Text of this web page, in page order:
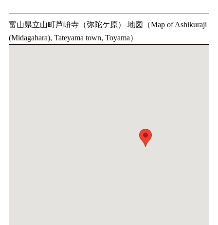
富山県立山町芦峅寺（弥陀ケ原） 地図（Map of Ashikuraji
(Midagahara), Tateyama town, Toyama）